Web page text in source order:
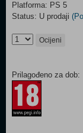
Platforma: PS 5
Status: U prodaji
Ocijeni
Prilagođeno za dob: